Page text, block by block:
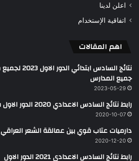
اعلن لدينا
اتفاقية الإستخدام
اهم المقالات
جميع المدارس
2023-05-29
رابط نتائج السادس الاعدادي 2020 الدور الاول في العراق
2020-10-07
دارميات عتاب قوي بين عمالقة الشعر العراقي
2020-12-20
رابط نتائج السادس الاعدادي 2021 الدور الاول